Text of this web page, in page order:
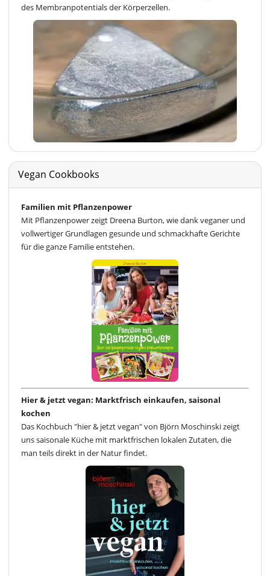
des Membranpotentials der Körperzellen.
Vegan Cookbooks
Familien mit Pflanzenpower
Mit Pflanzenpower zeigt Dreena Burton, wie dank veganer und
vollwertiger Grundlagen gesunde und schmackhafte Gerichte
für die ganze Familie entstehen.
Hier & jetzt vegan: Marktfrisch einkaufen, saisonal
kochen
Das Kochbuch "hier & jetzt vegan" von Björn Moschinski zeigt
uns saisonale Küche mit marktfrischen lokalen Zutaten, die
man teils direkt in der Natur findet.